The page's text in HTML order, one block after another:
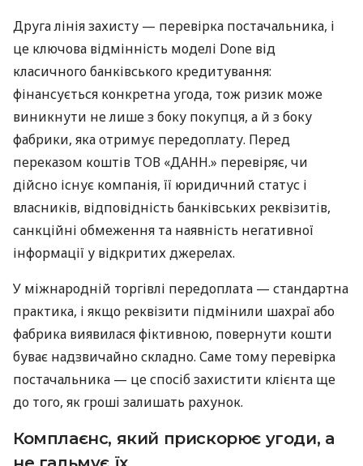
Друга лінія захисту — перевірка постачальника, і
це ключова відмінність моделі Done від
класичного банківського кредитування:
фінансується конкретна угода, тож ризик може
виникнути не лише з боку покупця, а й з боку
фабрики, яка отримує передоплату. Перед
переказом коштів ТОВ «ДАНН.» перевіряє, чи
дійсно існує компанія, її юридичний статус і
власників, відповідність банківських реквізитів,
санкційні обмеження та наявність негативної
інформації у відкритих джерелах.
У міжнародній торгівлі передоплата — стандартна
практика, і якщо реквізити підмінили шахраї або
фабрика виявилася фіктивною, повернути кошти
буває надзвичайно складно. Саме тому перевірка
постачальника — це спосіб захистити клієнта ще
до того, як гроші залишать рахунок.
Комплаєнс, який прискорює угоди, а